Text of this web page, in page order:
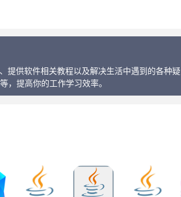
提供软件相关教程以及解决生活中遇到的各种疑
，提高你的工作学习效率。